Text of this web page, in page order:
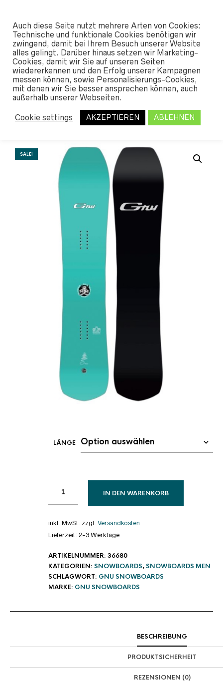
START/ SHOP/SNOWBOARDS/SNO
WBOARDS MEN/ GNU GREMLIN 2026
Gnu Gremlin 2026
589,95€ Ursprünglicher
war:
589,95 €
469,95€Aktueller
ist:
469,95 €.
*
SALE!
LÄNGE
IN DEN WARENKORB
inkl. MwSt. zzgl. Versandkosten
Lieferzeit: 2-3 Werktage
ARTIKELNUMMER: 36680
KATEGORIEN: SNOWBOARDS,SNOWBOARDS MEN
SCHLAGWORT: GNU SNOWBOARDS
MARKE: GNU SNOWBOARDS
BESCHREIBUNG
PRODUKTSICHERHEIT
REZENSIONEN (0)
Auch diese Seite nutzt mehrere Arten von Cookies:
Technische und funktionale Cookies benötigen wir
zwingend, damit bei Ihrem Besuch unserer Website
alles gelingt. Darüber hinaus setzen wir Marketing-
Cookies, damit wir Sie auf unseren Seiten
wiedererkennen und den Erfolg unserer Kampagnen
messen können, sowie Personalisierungs-Cookies,
mit denen wir Sie besser ansprechen können, auch
außerhalb unserer Webseiten.
Cookie settings AKZEPTIEREN ABLEHNEN